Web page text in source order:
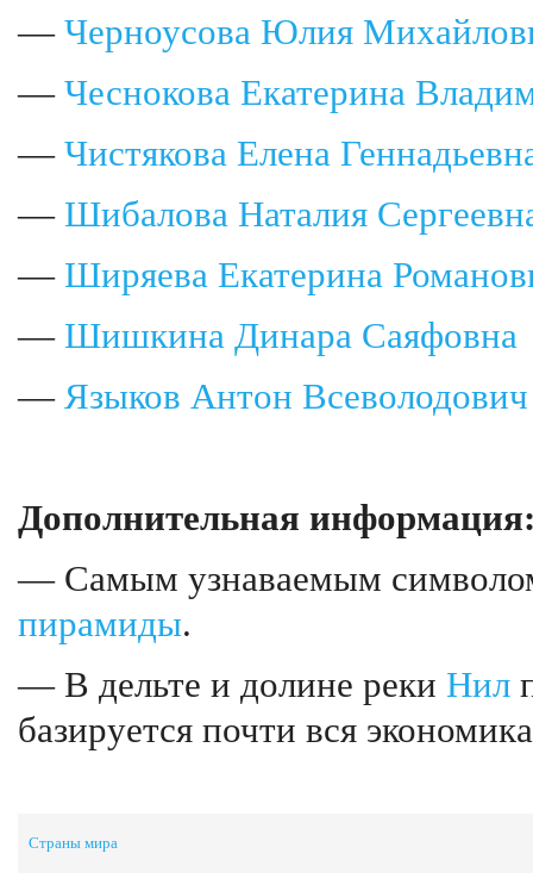
— Черноусова Юлия
— Чеснокова Екатерина
— Чистякова Елена
— Шибалова Наталия
— Ширяева Екатерина
— Шишкина Динара Саяфовна
— Языков Антон Всеволодович
Дополнительная
— Самым узнаваемым
пирамиды.
— В дельте и долине реки Нил
базируется почти вся
Страны мира